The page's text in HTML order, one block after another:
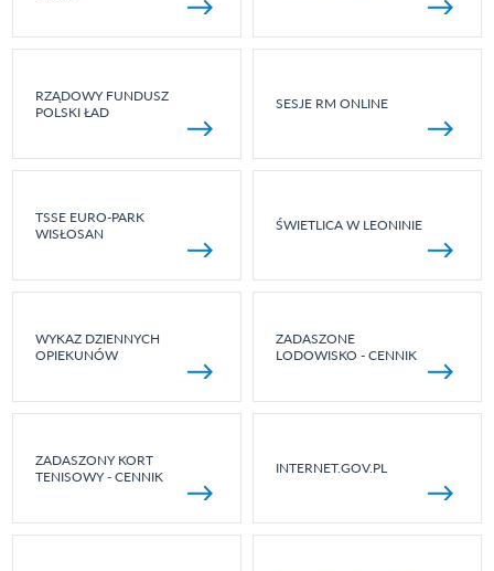
RZĄDOWY FUNDUSZ
POLSKI ŁAD
SESJE RM ONLINE
TSSE EURO-PARK
WISŁOSAN
ŚWIETLICA W LEONINIE
WYKAZ DZIENNYCH
OPIEKUNÓW
ZADASZONE
LODOWISKO - CENNIK
ZADASZONY KORT
TENISOWY - CENNIK
INTERNET.GOV.PL